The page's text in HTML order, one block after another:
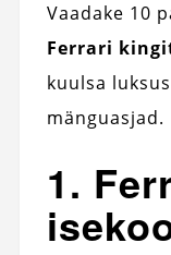
Vaadake 10
Ferrari
kuulsa
mänguasjad.
1.